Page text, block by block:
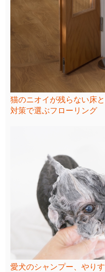
猫のニオイが残らない床
対策で選ぶフローリング
愛犬のシャンプー、やり